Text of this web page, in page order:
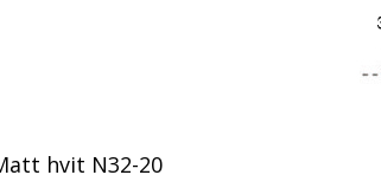
hvit N32-20